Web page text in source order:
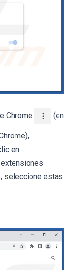
Chrome (en
en
seleccione estas